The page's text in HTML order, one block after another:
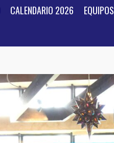
CALENDARIO 2026 EQUIPOS